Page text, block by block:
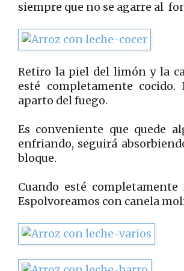
siempre que no se agarre al
Retiro la piel del limón y la
esté completamente
aparto del fuego.
Es conveniente que quede
enfriando, seguirá
bloque.
Cuando esté
Espolvoreamos con canela